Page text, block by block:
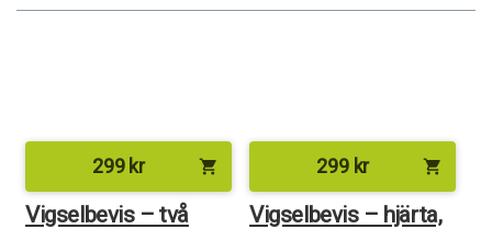
299kr shopping_cart
Vigselbevis – två
299 kr shopping_cart
Vigselbevis – hjärta,